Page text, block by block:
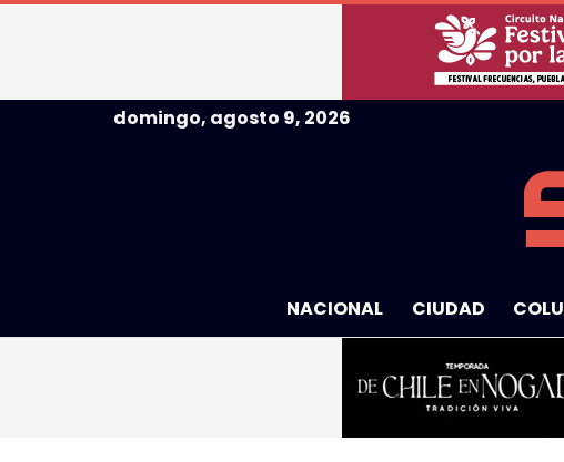
domingo, agosto 9, 2026
NACIONAL CIUDAD